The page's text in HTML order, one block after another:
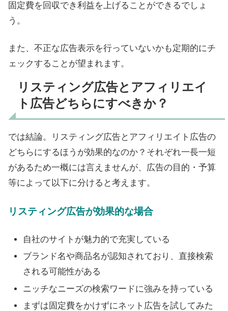
固定費を回収でき利益を上げることができるでしょ
う。
また、不正な広告表示を行っていないかも定期的にチ
ェックすることが望まれます。
リスティング広告とアフィリエイ
ト広告どちらにすべきか？
では結論。リスティング広告とアフィリエイト広告の
どちらにするほうが効果的なのか？それぞれ一長一短
があるため一概には言えませんが、広告の目的・予算
等によって以下に分けると考えます。
リスティング広告が効果的な場合
自社のサイトが魅力的で充実している
ブランド名や商品名が認知されており、直接検索
される可能性がある
ニッチなニーズの検索ワードに強みを持っている
まずは固定費をかけずにネット広告を試してみた